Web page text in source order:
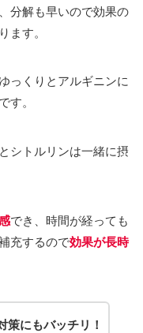
分解も早いので効果の
ます。
っくりとアルギニンに
です。
シトルリンは一緒に摂
でき、時間が経っても
充するので効果が長時
策にもバッチリ！